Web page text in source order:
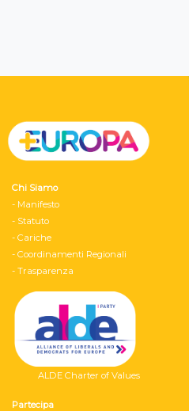
Chi Siamo
- Manifesto
- Statuto
- Cariche
- Coordinamenti Regionali
- Trasparenza
ALDE Charter of Values
Partecipa